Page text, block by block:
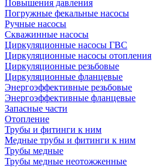
Повышения давления
Погружные фекальные насосы
Ручные насосы
Скважинные насосы
Циркуляционные насосы ГВС
Циркуляционные насосы отопления
Циркуляционные резьбовые
Циркуляционные фланцевые
Энергоэффективные резьбовые
Энергоэффективные фланцевые
Запасные части
Отопление
Трубы и фитинги к ним
Медные трубы и фитинги к ним
Трубы медные
Трубы медные неотожженные